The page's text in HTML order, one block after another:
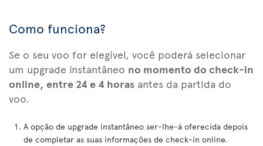
Como funciona?
Se o seu voo for elegível, você poderá selecionar
um upgrade instantâneo no momento do check-in
online, entre 24 e 4 horas antes da partida do
voo.
A opção de upgrade instantâneo ser-lhe-á oferecida depois
de completar as suas informações de check-in online.